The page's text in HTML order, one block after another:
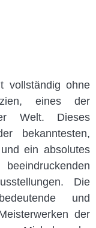
vollständig ohne
eines der
Welt. Dieses
bekanntesten,
ein absolutes
Die
und
der